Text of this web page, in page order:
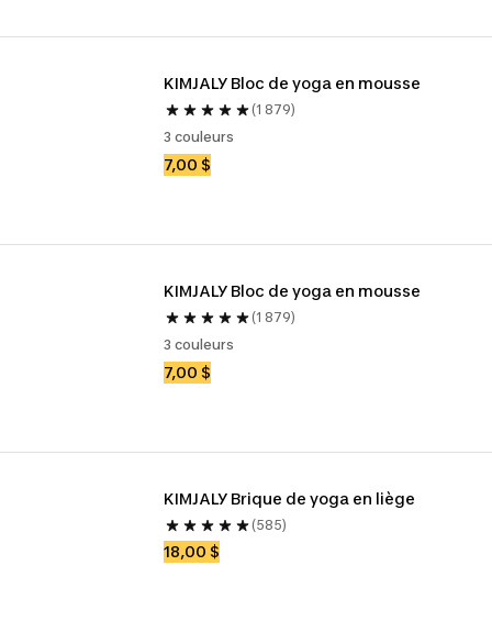
(1 879)
3 couleurs
7,00 $
KIMJALY Bloc de yoga en mousse
(1 879)
3 couleurs
7,00 $
KIMJALY Brique de yoga en liège
(585)
18,00 $